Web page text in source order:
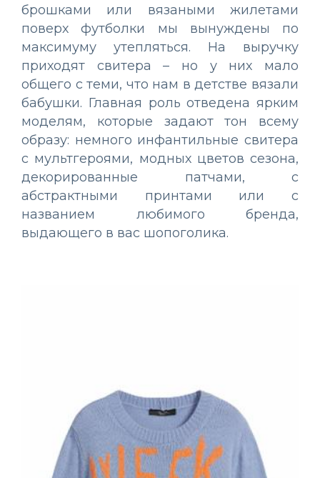
брошками или вязаными жилетами
поверх футболки мы вынуждены по
максимуму утепляться. На выручку
приходят свитера – но у них мало
общего с теми, что нам в детстве вязали
бабушки. Главная роль отведена ярким
моделям, которые задают тон всему
образу: немного инфантильные свитера
с мультгероями, модных цветов сезона,
декорированные патчами, с
абстрактными принтами или с
названием любимого бренда,
выдающего в вас шопоголика.